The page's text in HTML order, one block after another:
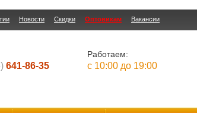
Новости Скидки Оптовикам Вакансии
641-86-35
Работаем:
с 10:00 до 19:00